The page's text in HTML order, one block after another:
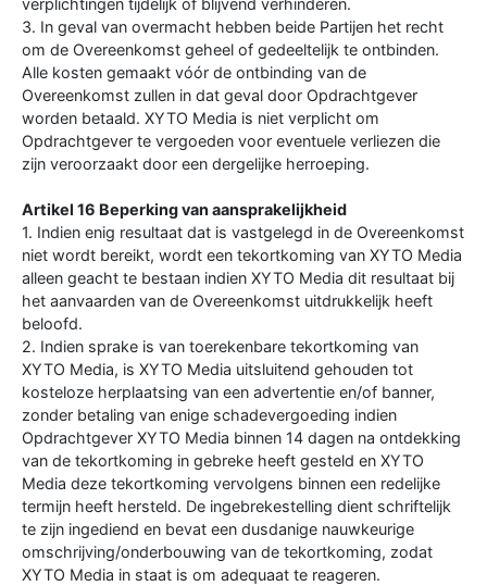
3. In geval van overmacht hebben beide Partijen het recht
om de Overeenkomst geheel of gedeeltelijk te ontbinden.
Alle kosten gemaakt vóór de ontbinding van de
Overeenkomst zullen in dat geval door Opdrachtgever
worden betaald. XYTO Media is niet verplicht om
Opdrachtgever te vergoeden voor eventuele verliezen die
zijn veroorzaakt door een dergelijke herroeping.
Artikel 16 Beperking van aansprakelijkheid
1. Indien enig resultaat dat is vastgelegd in de Overeenkomst
niet wordt bereikt, wordt een tekortkoming van XYTO Media
alleen geacht te bestaan indien XYTO Media dit resultaat bij
het aanvaarden van de Overeenkomst uitdrukkelijk heeft
beloofd.
2. Indien sprake is van toerekenbare tekortkoming van
XYTO Media, is XYTO Media uitsluitend gehouden tot
kosteloze herplaatsing van een advertentie en/of banner,
zonder betaling van enige schadevergoeding indien
Opdrachtgever XYTO Media binnen 14 dagen na ontdekking
van de tekortkoming in gebreke heeft gesteld en XYTO
Media deze tekortkoming vervolgens binnen een redelijke
termijn heeft hersteld. De ingebrekestelling dient schriftelijk
te zijn ingediend en bevat een dusdanige nauwkeurige
omschrijving/onderbouwing van de tekortkoming, zodat
XYTO Media in staat is om adequaat te reageren.